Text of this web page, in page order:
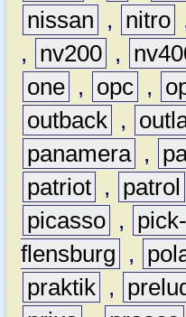
nissan
, nitro
,
nv200 ,
one , opc ,
outback ,
panamera ,
patriot , patrol
picasso ,
flensburg
,
praktik ,